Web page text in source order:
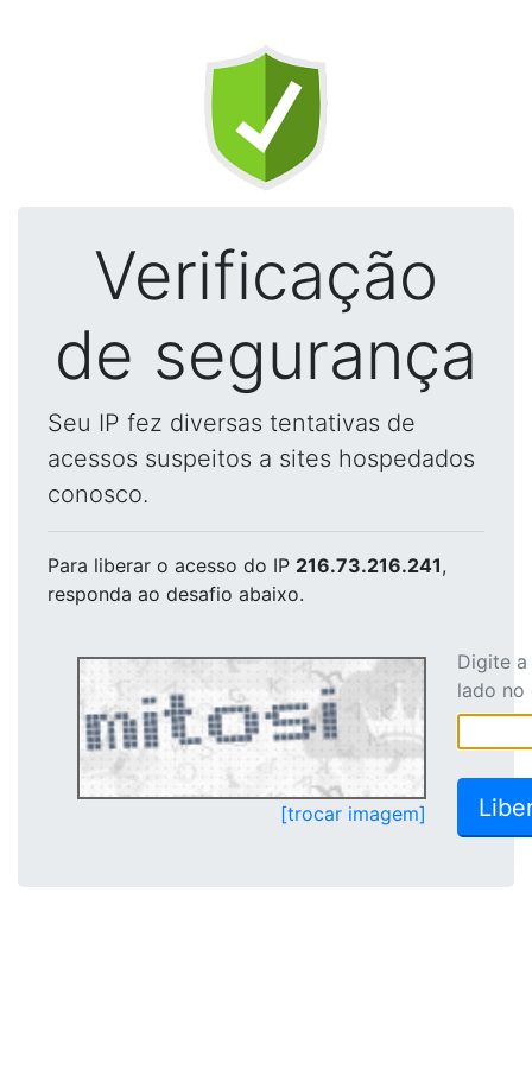
Verificação
de segurança
Seu IP fez diversas tentativas de
acessos suspeitos a sites hospedados
conosco.
Para liberar o acesso do IP 216.73.216.241,
responda ao desafio abaixo.
[trocar imagem]
Digite
lado no